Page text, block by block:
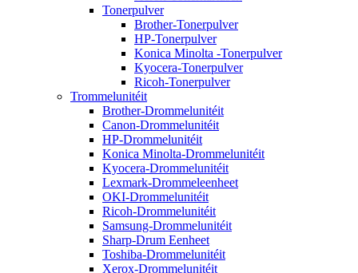
Tonerpulver
Brother-Tonerpulver
HP-Tonerpulver
Konica Minolta -Tonerpulver
Kyocera-Tonerpulver
Ricoh-Tonerpulver
Trommelunitéit
Brother-Drommelunitéit
Canon-Drommelunitéit
HP-Drommelunitéit
Konica Minolta-Drommelunitéit
Kyocera-Drommelunitéit
Lexmark-Drommeleenheet
OKI-Drommelunitéit
Ricoh-Drommelunitéit
Samsung-Drommelunitéit
Sharp-Drum Eenheet
Toshiba-Drommelunitéit
Xerox-Drommelunitéit